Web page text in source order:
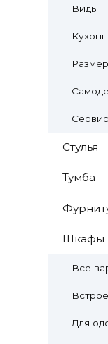
Виды
Стулья
Тумба
Шкафы
Все
Для